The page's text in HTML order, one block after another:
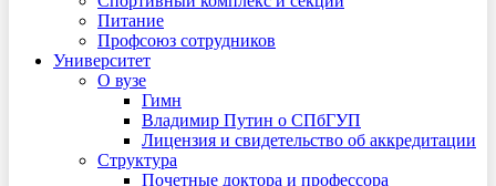
Питание
Профсоюз сотрудников
Университет
О вузе
Гимн
Владимир Путин о СПбГУП
Лицензия и свидетельство об аккредитации
Структура
Почетные доктора и профессора